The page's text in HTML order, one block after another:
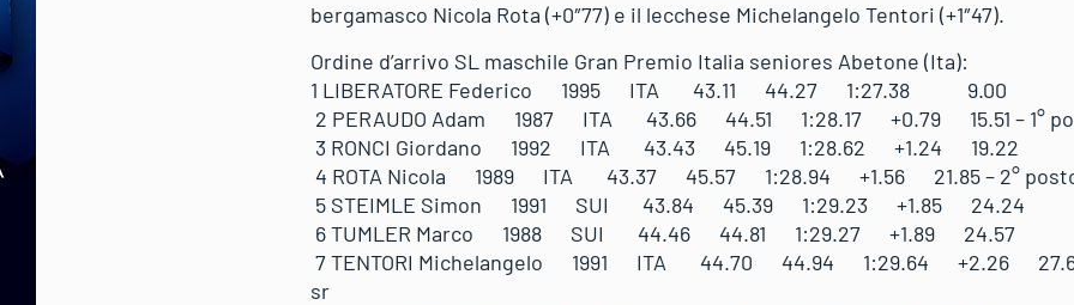
bergamasco Nicola Rota (+0″77) e il lecchese Michelangelo Tentori (+1″47).
Ordine d’arrivo SL maschile Gran Premio Italia seniores Abetone (Ita):
1 LIBERATORE Federico 1995 ITA 43.11 44.27 1:27.38 9.00
2 PERAUDO Adam 1987 ITA 43.66 44.51 1:28.17 +0.79 15.51 – 1°
3 RONCI Giordano 1992 ITA 43.43 45.19 1:28.62 +1.24 19.22
4 ROTA Nicola 1989 ITA 43.37 45.57 1:28.94 +1.56 21.85 – 2° posto
5 STEIMLE Simon 1991 SUI 43.84 45.39 1:29.23 +1.85 24.24
6 TUMLER Marco 1988 SUI 44.46 44.81 1:29.27 +1.89 24.57
7 TENTORI Michelangelo 1991 ITA 44.70 44.94 1:29.64 +2.26 27.62
sr